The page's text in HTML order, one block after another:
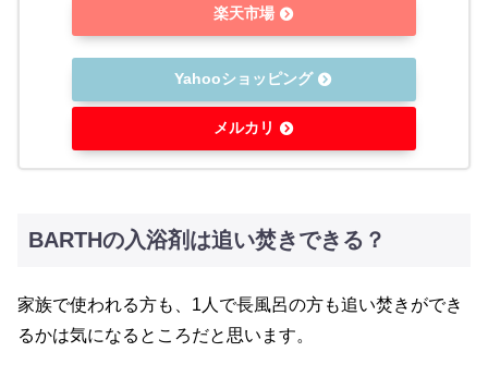
楽天市場
Yahooショッピング
メルカリ
BARTHの入浴剤は追い焚きできる？
家族で使われる方も、1人で長風呂の方も追い焚きができ
るかは気になるところだと思います。